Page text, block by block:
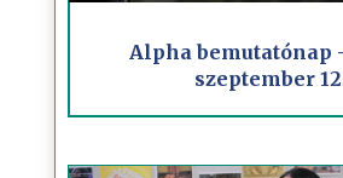
Alpha bemutatónap
szeptember